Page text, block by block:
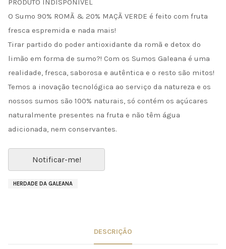
PRODUTO INDISPONÍVEL
O Sumo 90% ROMÃ & 20% MAÇÃ VERDE é feito com fruta
fresca espremida e nada mais!
Tirar partido do poder antioxidante da romã e detox do
limão em forma de sumo?! Com os Sumos Galeana é uma
realidade, fresca, saborosa e autêntica e o resto são mitos!
Temos a inovação tecnológica ao serviço da natureza e os
nossos sumos são 100% naturais, só contém os açúcares
naturalmente presentes na fruta e não têm água
adicionada, nem conservantes.
Notificar-me!
HERDADE DA GALEANA
DESCRIÇÃO